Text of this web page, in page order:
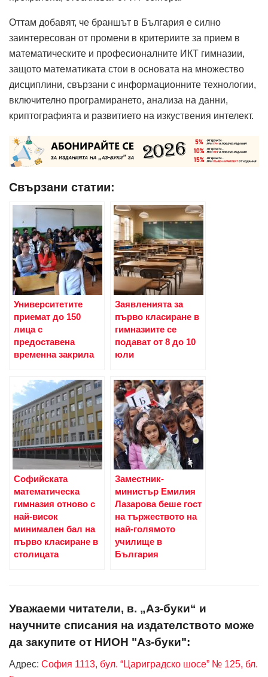
Оттам добавят, че браншът в България е силно
заинтересован от промени в критериите за прием в
математическите и професионалните ИКТ гимназии,
защото математиката стои в основата на множество
дисциплини, свързани с информационните технологии,
включително програмирането, анализа на данни,
криптографията и развитието на изкуствения интелект.
Свързани статии:
Университетите
приемат до 150
лица с
предоставена
временна закрила
Заявленията за
първо класиране в
гимназиите се
подават от 8 до 10
юли
Софийската
математическа
гимназия отново с
най-висок
минимален бал на
първо класиране в
столицата
Заместник-
министър Емилия
Лазарова беше гост
на тържеството на
най-голямото
училище в
България
Уважаеми читатели, в. „Аз-буки“ и
научните списания на издателството може
да закупите от НИОН "Аз-буки":
Адрес: София 1113, бул. “Цариградско шосе” № 125, бл.